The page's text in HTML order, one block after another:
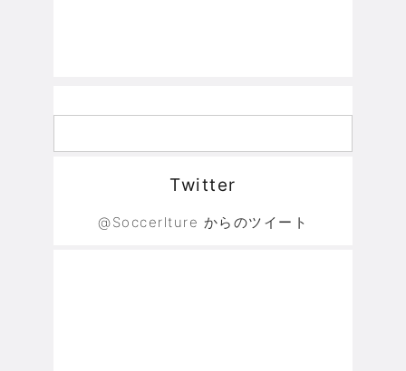
Twitter
@Soccerlture からのツイート